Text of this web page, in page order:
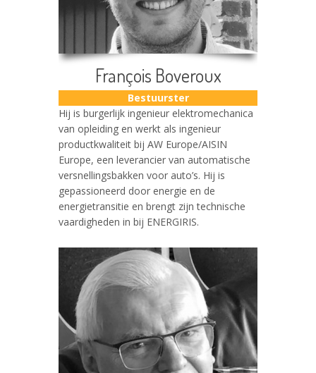
François Boveroux
Bestuurster
Hij is burgerlijk ingenieur elektromechanica
van opleiding en werkt als ingenieur
productkwaliteit bij AW Europe/AISIN
Europe, een leverancier van automatische
versnellingsbakken voor auto’s. Hij is
gepassioneerd door energie en de
energietransitie en brengt zijn technische
vaardigheden in bij ENERGIRIS.